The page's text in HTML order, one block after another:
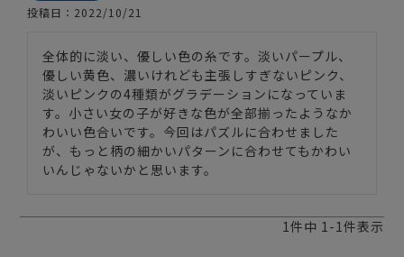
投稿日 2022/10/21
全体的に淡い、優しい色の糸です。淡いパープル、
優しい黄色、濃いけれども主張しすぎないピンク、
淡いピンクの4種類がグラデーションになっていま
す。小さい女の子が好きな色が全部揃ったようなか
わいい色合いです。今回はパズルに合わせました
が、もっと柄の細かいパターンに合わせてもかわい
いんじゃないかと思います。
1件中 1-1件表示